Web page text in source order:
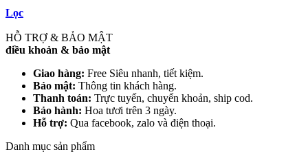
Lọc
HỖ TRỢ & BẢO MẬT
điều khoản & bảo mật
Giao hàng: Free Siêu nhanh, tiết kiệm.
Bảo mật: Thông tin khách hàng.
Thanh toán: Trực tuyến, chuyển khoản, ship cod.
Bảo hành: Hoa tươi trên 3 ngày.
Hỗ trợ: Qua facebook, zalo và điện thoại.
Danh mục sản phẩm